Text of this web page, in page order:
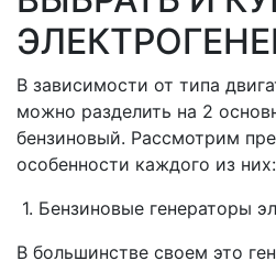
В зависимости от типа
можно разделить на 2
бензиновый. Рассмотрим
особенности каждого из них:
1. Бензиновые генераторы
В большинстве своем это